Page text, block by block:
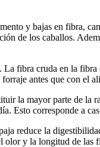
y bajas en fibra,
de los caballos.
fibra cruda en la fibra
antes que con el
la mayor parte de la
Esto corresponde a
reduce la
olor y la longitud de las